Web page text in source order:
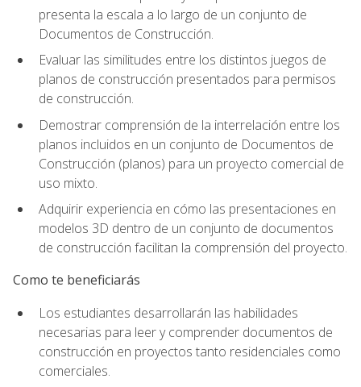
presenta la escala a lo largo de un conjunto de
Documentos de Construcción.
Evaluar las similitudes entre los distintos juegos de
planos de construcción presentados para permisos
de construcción.
Demostrar comprensión de la interrelación entre los
planos incluidos en un conjunto de Documentos de
Construcción (planos) para un proyecto comercial de
uso mixto.
Adquirir experiencia en cómo las presentaciones en
modelos 3D dentro de un conjunto de documentos
de construcción facilitan la comprensión del proyecto.
Como te beneficiarás
Los estudiantes desarrollarán las habilidades
necesarias para leer y comprender documentos de
construcción en proyectos tanto residenciales como
comerciales.